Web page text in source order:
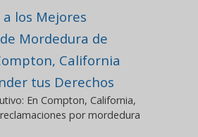
los Mejores
Mordedura de
California
tus Derechos
En Compton, California,
por mordedura